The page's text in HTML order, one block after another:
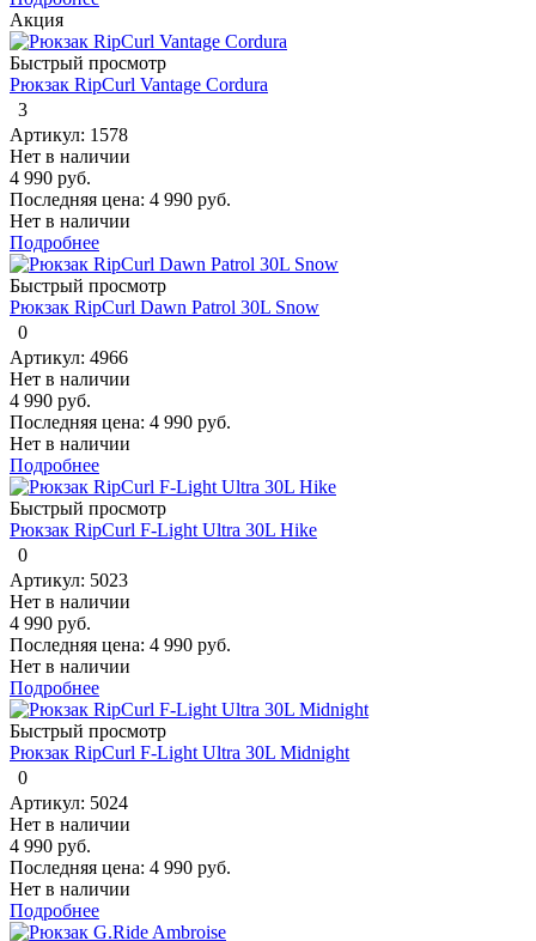
Акция
Быстрый просмотр
Рюкзак RipCurl Vantage Cordura
3
Артикул: 1578
Нет в наличии
4 990 руб.
Последняя цена: 4 990 руб.
Нет в наличии
Подробнее
Быстрый просмотр
Рюкзак RipCurl Dawn Patrol 30L Snow
0
Артикул: 4966
Нет в наличии
4 990 руб.
Последняя цена: 4 990 руб.
Нет в наличии
Подробнее
Быстрый просмотр
Рюкзак RipCurl F-Light Ultra 30L Hike
0
Артикул: 5023
Нет в наличии
4 990 руб.
Последняя цена: 4 990 руб.
Нет в наличии
Подробнее
Быстрый просмотр
Рюкзак RipCurl F-Light Ultra 30L Midnight
0
Артикул: 5024
Нет в наличии
4 990 руб.
Последняя цена: 4 990 руб.
Нет в наличии
Подробнее